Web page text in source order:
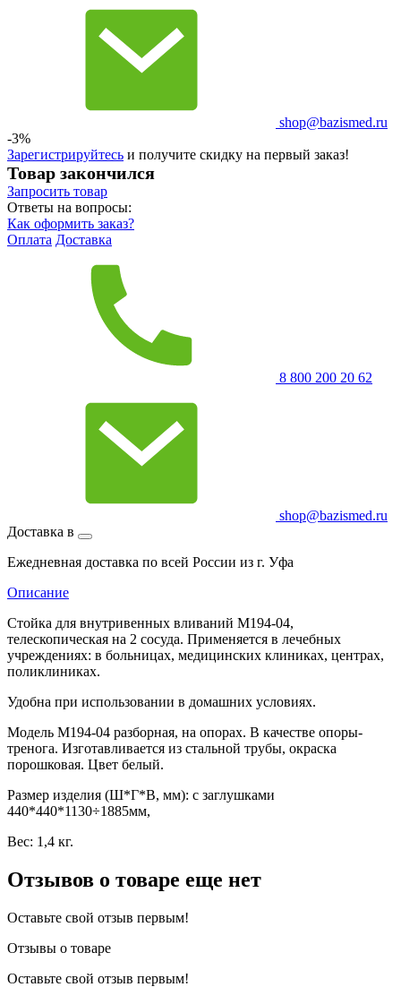
shop@bazismed.ru
-3%
Зарегистрируйтесь и получите скидку на первый заказ!
Товар закончился
Запросить товар
Ответы на вопросы:
Как оформить заказ?
Оплата Доставка
8 800 200 20 62
shop@bazismed.ru
Доставка в
Ежедневная доставка по всей России из г. Уфа
Описание
Стойка для внутривенных вливаний М194-04,
телескопическая на 2 сосуда. Применяется в лечебных
учреждениях: в больницах, медицинских клиниках, центрах,
поликлиниках.
Удобна при использовании в домашних условиях.
Модель М194-04 разборная, на опорах. В качестве опоры-
тренога. Изготавливается из стальной трубы, окраска
порошковая. Цвет белый.
Размер изделия (Ш*Г*В, мм): с заглушками
440*440*1130÷1885мм,
Вес: 1,4 кг.
Отзывов о товаре еще нет
Оставьте свой отзыв первым!
Отзывы о товаре
Оставьте свой отзыв первым!